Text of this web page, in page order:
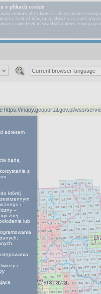
https://mapy.geoportal.gov.pl/wss/
o plikach cookie
cookies, aby ułatwić Ci korzystanie z
tych plików, to zgadzasz się na ich
możesz samodzielnie zarządzać cookies,
adresem
będą
z
której
i
–
lub
i